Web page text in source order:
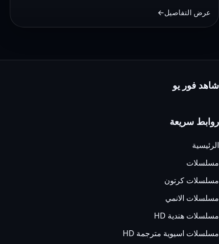
ماى
وى
عرض التفاصيل
شاهد فور يو
روابط سريعة
الرئيسية
مسلسلات
مسلسلات كرتون
مسلسلات الانمي
مسلسلات هندية HD
مسلسلات اسيوية مترجمة HD